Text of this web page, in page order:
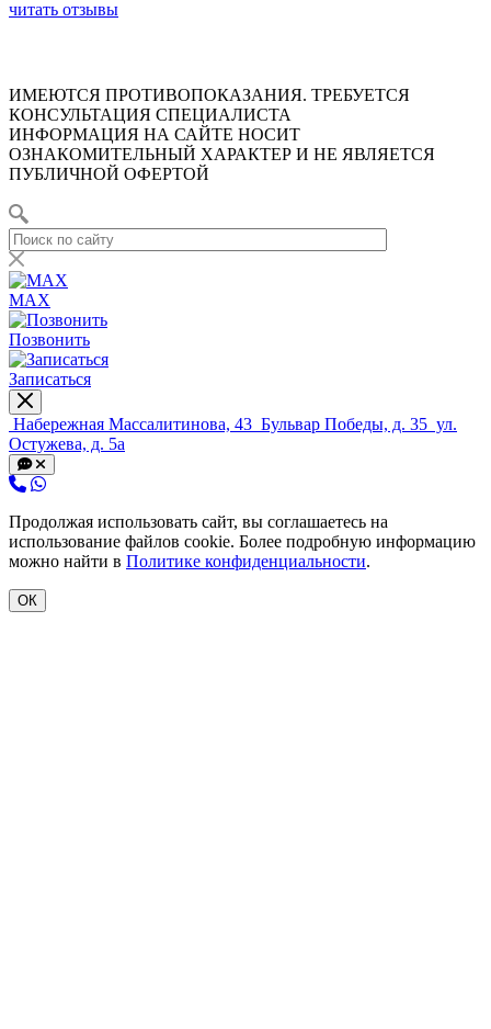
читать отзывы
ИМЕЮТСЯ ПРОТИВОПОКАЗАНИЯ. ТРЕБУЕТСЯ
КОНСУЛЬТАЦИЯ СПЕЦИАЛИСТА
ИНФОРМАЦИЯ НА САЙТЕ НОСИТ
ОЗНАКОМИТЕЛЬНЫЙ ХАРАКТЕР И НЕ ЯВЛЯЕТСЯ
ПУБЛИЧНОЙ ОФЕРТОЙ
MAX
Позвонить
Записаться
Набережная Массалитинова, 43 Бульвар Победы, д. 35 ул.
Остужева, д. 5а
Продолжая использовать сайт, вы соглашаетесь на
использование файлов cookie. Более подробную информацию
можно найти в Политике конфиденциальности.
ОК